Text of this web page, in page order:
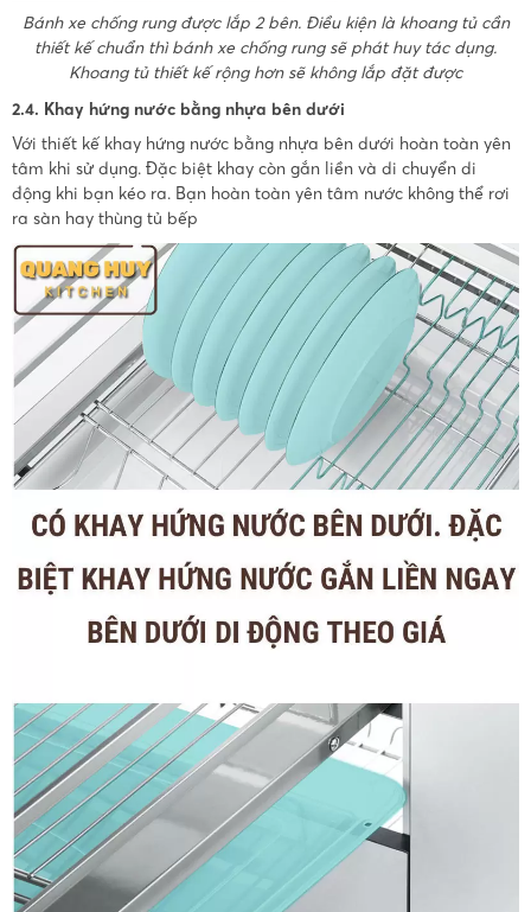
Bánh xe chống rung được lắp 2 bên. Điều kiện là khoang tủ cần
thiết kế chuẩn thì bánh xe chống rung sẽ phát huy tác dụng.
Khoang tủ thiết kế rộng hơn sẽ không lắp đặt được
2.4. Khay hứng nước bằng nhựa bên dưới
Với thiết kế khay hứng nước bằng nhựa bên dưới hoàn toàn yên
tâm khi sử dụng. Đặc biệt khay còn gắn liền và di chuyển di
động khi bạn kéo ra. Bạn hoàn toàn yên tâm nước không thể rơi
ra sàn hay thùng tủ bếp